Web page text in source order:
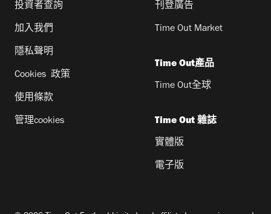
投資者查詢
加入我們
隱私聲明
Cookies 政策
使用條款
管理cookies
刊登廣告
Time Out Market
Time Out產品
Time Out全球
Time Out 雜誌
實體版
電子版